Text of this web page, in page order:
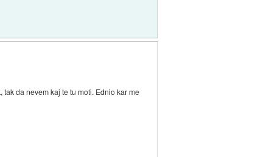
da nevem kaj te tu moti. Ednio kar me